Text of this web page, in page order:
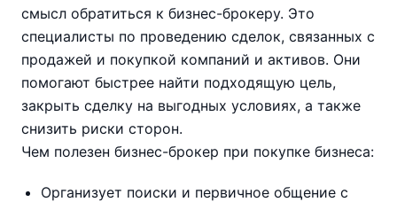
смысл обратиться к бизнес-брокеру. Это
специалисты по проведению сделок, связанных с
продажей и покупкой компаний и активов. Они
помогают быстрее найти подходящую цель,
закрыть сделку на выгодных условиях, а также
снизить риски сторон.
Чем полезен бизнес-брокер при покупке бизнеса:
Организует поиски и первичное общение с